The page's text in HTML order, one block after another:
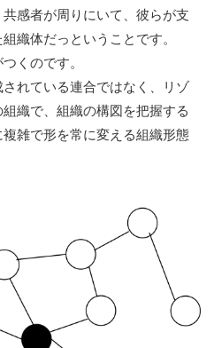
感者が周りにいて、彼らが支
織体だっということです。
くのです。
れている連合ではなく、リゾ
織で、組織の構図を把握する
雑で形を常に変える組織形態